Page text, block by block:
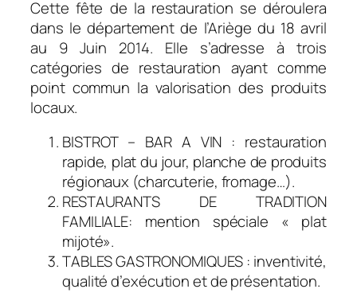
Cette fête de la restauration se déroulera
dans le département de l’Ariège du 18 avril
au 9 Juin 2014. Elle s’adresse à trois
catégories de restauration ayant comme
point commun la valorisation des produits
locaux.
BISTROT – BAR A VIN : restauration
rapide, plat du jour, planche de produits
régionaux (charcuterie, fromage…).
RESTAURANTS DE TRADITION
FAMILIALE: mention spéciale « plat
mijoté».
TABLES GASTRONOMIQUES : inventivité,
qualité d’exécution et de présentation.